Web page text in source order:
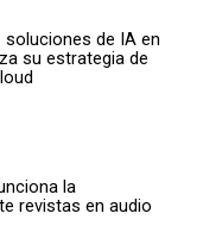
soluciones de IA en
su estrategia de
la
revistas en audio